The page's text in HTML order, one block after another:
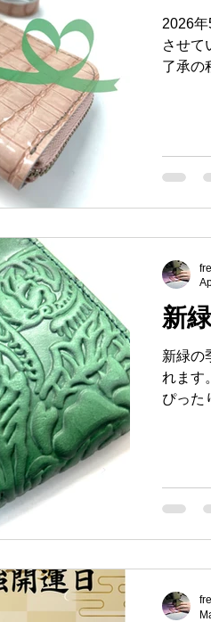
2026
させて
了承の
#財布
新
新緑の
れます
ぴった
活かし
で丁寧
「繁栄
知ら
色が持